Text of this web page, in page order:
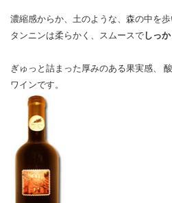
濃縮感からか、土のような、森の中を歩
タンニンは柔らかく、スムースでしっ
ぎゅっと詰まった厚みのある果実感、
ワインです。